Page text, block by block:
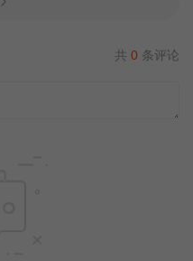
共 0 条评论